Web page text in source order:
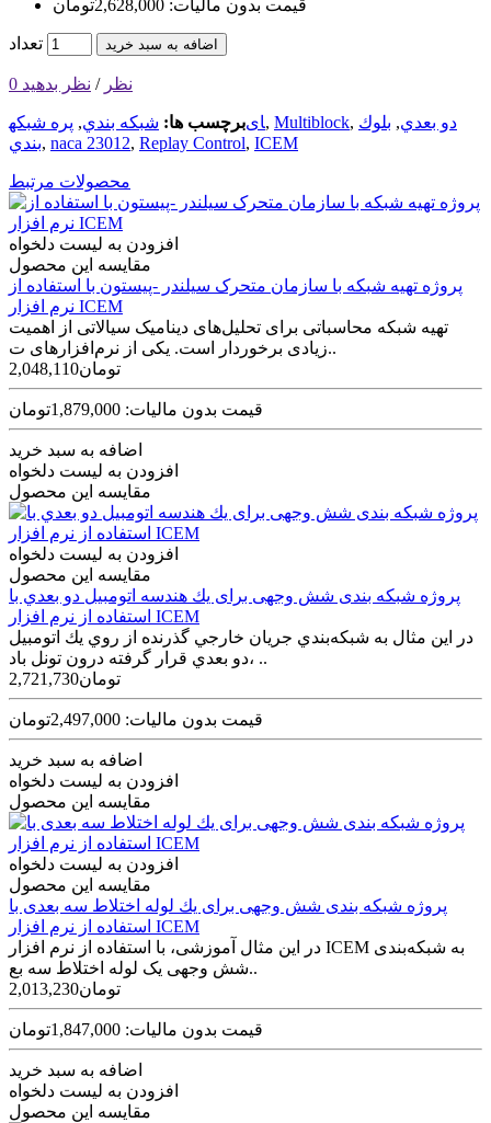
قیمت بدون مالیات: 2,628,000تومان
تعداد اضافه به سبد خرید
0 نظر / نظر بدهید
برچسب ها: شبكه بندي, پره شبکه‎ای, Multiblock, دو بعدي, بلوك
بندي, naca 23012, Replay Control, ICEM
محصولات مرتبط
افزودن به لیست دلخواه
مقایسه این محصول
پروژه تهیه شبکه با سازمان متحرک سیلندر -پیستون با استفاده از
نرم افزار ICEM
تهیه شبکه محاسباتی برای تحلیل‌های دینامیک سیالاتی از اهمیت
زیادی برخوردار است. یکی از نرم‌افزارهای ت..
2,048,110تومان
قیمت بدون مالیات: 1,879,000تومان
اضافه به سبد خرید
افزودن به لیست دلخواه
مقایسه این محصول
افزودن به لیست دلخواه
مقایسه این محصول
پروژه شبکه بندی شش وجهی برای يك هندسه اتومبيل دو بعدي با
استفاده از نرم افزار ICEM
در اين مثال به شبكه‌بندي جريان خارجي گذرنده از روي يك اتومبيل
دو بعدي قرار گرفته درون تونل باد، ..
2,721,730تومان
قیمت بدون مالیات: 2,497,000تومان
اضافه به سبد خرید
افزودن به لیست دلخواه
مقایسه این محصول
افزودن به لیست دلخواه
مقایسه این محصول
پروژه شبکه بندی شش وجهی برای يك لوله اختلاط سه بعدی با
استفاده از نرم افزار ICEM
در این مثال آموزشی، با استفاده از نرم افزار ICEM به شبکه‌بندی
شش وجهی یک لوله اختلاط سه بع..
2,013,230تومان
قیمت بدون مالیات: 1,847,000تومان
اضافه به سبد خرید
افزودن به لیست دلخواه
مقایسه این محصول